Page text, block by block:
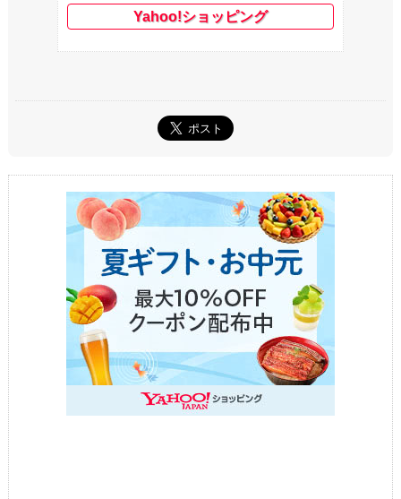
Yahoo!ショッピング